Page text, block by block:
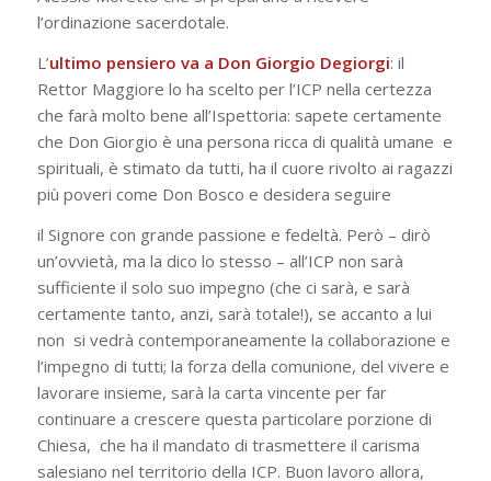
l’ordinazione sacerdotale.
L ’ultimo pensiero va a Don Giorgio Degiorgi: il
Rettor Maggiore lo ha scelto per l’ICP nella certezza
che farà molto bene all’Ispettoria: sapete certamente
che Don Giorgio è una persona ricca di qualità umane e
spirituali, è stimato da tutti, ha il cuore rivolto ai ragazzi
più poveri come Don Bosco e desidera seguire
il Signore con grande passione e fedeltà. Però – dirò
un’ovvietà, ma la dico lo stesso – all’ICP non sarà
sufficiente il solo suo impegno (che ci sarà, e sarà
certamente tanto, anzi, sarà totale!), se accanto a lui
non si vedrà contemporaneamente la collaborazione e
l’impegno di tutti; la forza della comunione, del vivere e
lavorare insieme, sarà la carta vincente per far
continuare a crescere questa particolare porzione di
Chiesa, che ha il mandato di trasmettere il carisma
salesiano nel territorio della ICP. Buon lavoro allora,